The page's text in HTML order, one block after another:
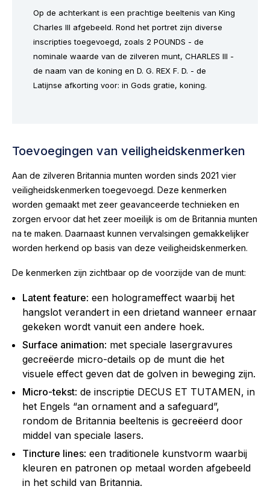
Op de achterkant is een prachtige beeltenis van King
Charles III afgebeeld. Rond het portret zijn diverse
inscripties toegevoegd, zoals 2 POUNDS - de
nominale waarde van de zilveren munt, CHARLES III -
de naam van de koning en D. G. REX F. D. - de
Latijnse afkorting voor: in Gods gratie, koning.
Toevoegingen van veiligheidskenmerken
Aan de zilveren Britannia munten worden sinds 2021 vier
veiligheidskenmerken toegevoegd. Deze kenmerken
worden gemaakt met zeer geavanceerde technieken en
zorgen ervoor dat het zeer moeilijk is om de Britannia munten
na te maken. Daarnaast kunnen vervalsingen gemakkelijker
worden herkend op basis van deze veiligheidskenmerken.
De kenmerken zijn zichtbaar op de voorzijde van de munt:
Latent feature: een hologrameffect waarbij het
hangslot verandert in een drietand wanneer ernaar
gekeken wordt vanuit een andere hoek.
Surface animation: met speciale lasergravures
gecreëerde micro-details op de munt die het
visuele effect geven dat de golven in beweging zijn.
Micro-tekst: de inscriptie DECUS ET TUTAMEN, in
het Engels “an ornament and a safeguard”,
rondom de Britannia beeltenis is gecreëerd door
middel van speciale lasers.
Tincture lines: een traditionele kunstvorm waarbij
kleuren en patronen op metaal worden afgebeeld
in het schild van Britannia.